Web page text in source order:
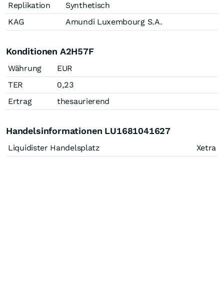
Replikation
Synthetisch
KAG
Amundi Luxembourg S.A.
Konditionen A2H57F
Währung
EUR
TER
0,23
Ertrag
thesaurierend
Handelsinformationen LU1681041627
Liquidister Handelsplatz Xetra